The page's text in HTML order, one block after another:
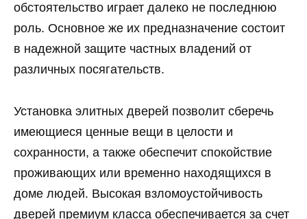
обстоятельство играет далеко не последнюю
роль. Основное же их предназначение состоит
в надежной защите частных владений от
различных посягательств.
Установка элитных дверей позволит сберечь
имеющиеся ценные вещи в целости и
сохранности, а также обеспечит спокойствие
проживающих или временно находящихся в
доме людей. Высокая взломоустойчивость
дверей премиум класса обеспечивается за счет